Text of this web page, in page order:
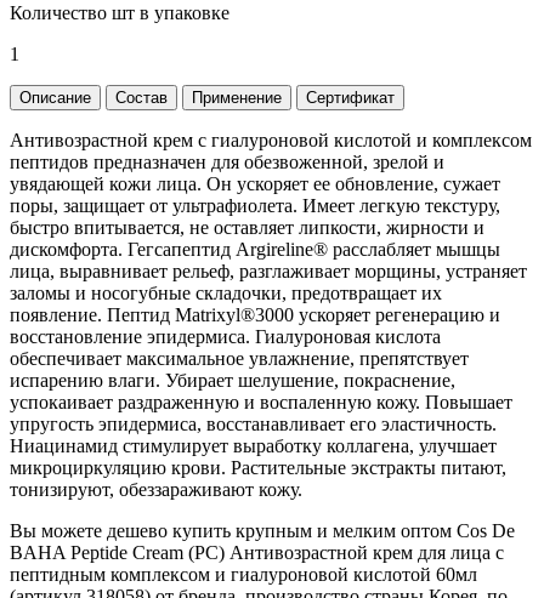
Количество шт в упаковке
1
Описание Состав Применение Сертификат
Антивозрастной крем с гиалуроновой кислотой и комплексом
пептидов предназначен для обезвоженной, зрелой и
увядающей кожи лица. Он ускоряет ее обновление, сужает
поры, защищает от ультрафиолета. Имеет легкую текстуру,
быстро впитывается, не оставляет липкости, жирности и
дискомфорта. Гегсапептид Argireline® расслабляет мышцы
лица, выравнивает рельеф, разглаживает морщины, устраняет
заломы и носогубные складочки, предотвращает их
появление. Пептид Matrixyl®3000 ускоряет регенерацию и
восстановление эпидермиса. Гиалуроновая кислота
обеспечивает максимальное увлажнение, препятствует
испарению влаги. Убирает шелушение, покраснение,
успокаивает раздраженную и воспаленную кожу. Повышает
упругость эпидермиса, восстанавливает его эластичность.
Ниацинамид стимулирует выработку коллагена, улучшает
микроциркуляцию крови. Растительные экстракты питают,
тонизируют, обеззараживают кожу.
Вы можете дешево купить крупным и мелким оптом Cos De
BAHA Peptide Cream (PC) Антивозрастной крем для лица с
пептидным комплексом и гиалуроновой кислотой 60мл